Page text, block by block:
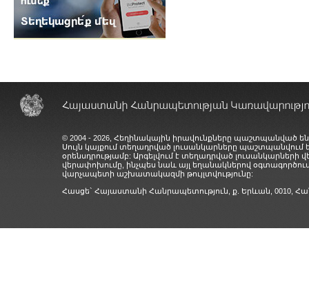
© 2004 - 2026, Հեղինակային իրավունքները պաշտպանված
Սույն կայքում տեղադրված լուսանկարները
օրենսդրությամբ: Արգելվում է տեղադրված
վերափոխումը, ինչպես նաև այլ եղանակներով
վարչապետի աշխատակազմի թույլտվությունը:
Հասցե` Հայաստանի Հանրապետություն, ք. Երևան, 0010,